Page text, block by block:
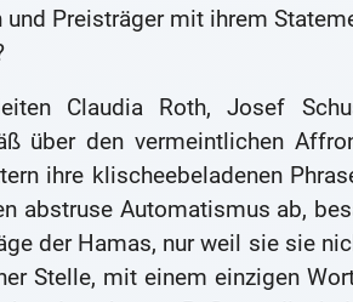
und Preisträger mit ihrem
Claudia Roth, Josef
über den vermeintlichen
ihre klischeebeladenen
abstruse Automatismus ab,
der Hamas, nur weil sie sie
Stelle, mit einem einzigen